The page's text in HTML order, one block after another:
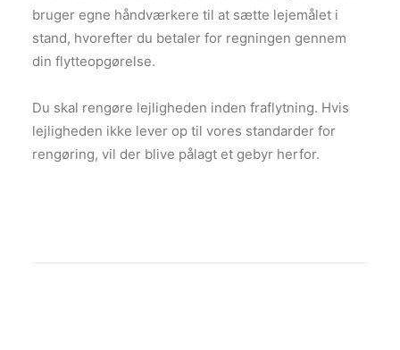
bruger egne håndværkere til at sætte lejemålet i
stand, hvorefter du betaler for regningen gennem
din flytteopgørelse.
Du skal rengøre lejligheden inden fraflytning. Hvis
lejligheden ikke lever op til vores standarder for
rengøring, vil der blive pålagt et gebyr herfor.